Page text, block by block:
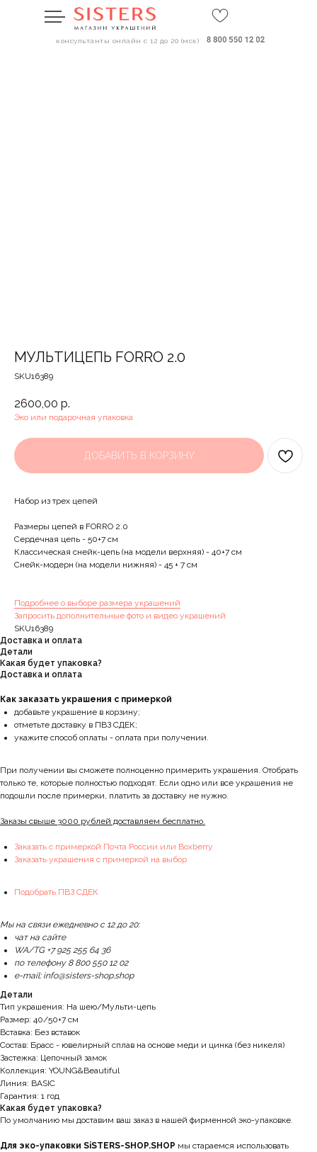
консультанты онлайн с 12 до 20 (мск)
МУЛЬТИЦЕПЬ FORRO 2.0
SKU16389
2600,00 р.
Эко или подарочная упаковка
ДОБАВИТЬ В КОРЗИНУ
Набор из трех цепей
Размеры цепей в FORRO 2.0
Сердечная цепь - 50+7 см
Классическая снейк-цепь (на модели верхняя) - 40+7 см
Снейк-модерн (на модели нижняя) - 45 + 7 см
Подробнее о выборе размера украшений
Запросить дополнительные фото и видео украшений
SKU16389
Доставка и оплата
Детали
Какая будет упаковка?
Доставка и оплата
Как заказать украшения с примеркой
добавьте украшение в корзину;
отметьте доставку в ПВЗ СДЕК;
укажите способ оплаты - оплата при получении.
При получении вы сможете полноценно примерить украшения. Отобрать
только те, которые полностью подходят. Если одно или все украшения не
подошли после примерки, платить за доставку не нужно.
Заказы свыше 3000 рублей доставляем бесплатно.
Заказать с примеркой Почта России или Boxberry
Заказать украшения с примеркой на выбор
Подобрать ПВЗ СДЕК
Мы на связи ежедневно с 12 до 20:
чат на сайте
WA/TG +7 925 255 64 36
по телефону 8 800 550 12 02
e-mail: info@sisters-shop.shop
Детали
Тип украшения: На шею/Мульти-цепь
Размер: 40/50+7 см
Вставка: Без вставок
Состав: Брасс - ювелирный сплав на основе меди и цинка (без никеля)
Застежка: Цепочный замок
Коллекция: YOUNG&Beautiful
Линия: BASIC
Гарантия: 1 год
Какая будет упаковка?
По умолчанию мы доставим ваш заказ в нашей фирменной эко-упаковке.
Для эко-упаковки SiSTERS-SHOP.SHOP мы стараемся использовать